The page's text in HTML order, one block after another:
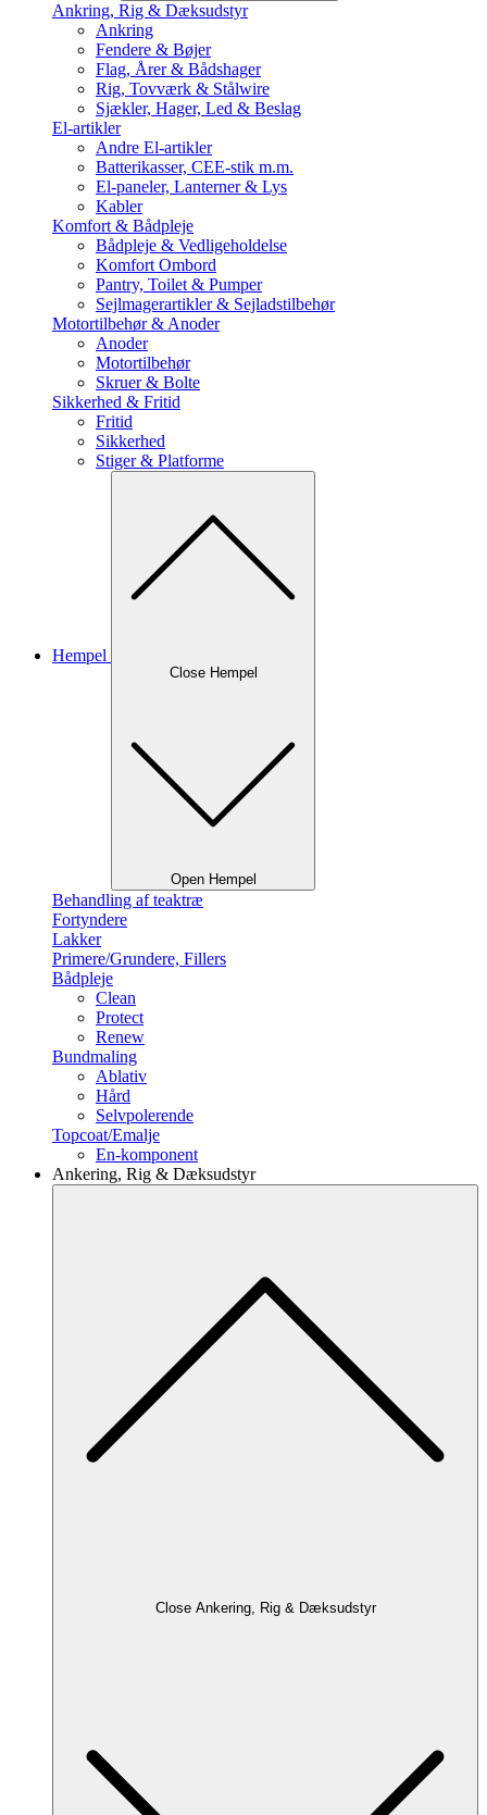
Ankring, Rig & Dæksudstyr
Ankring
Fendere & Bøjer
Flag, Årer & Bådshager
Rig, Tovværk & Stålwire
Sjækler, Hager, Led & Beslag
El-artikler
Andre El-artikler
Batterikasser, CEE-stik m.m.
El-paneler, Lanterner & Lys
Kabler
Komfort & Bådpleje
Bådpleje & Vedligeholdelse
Komfort Ombord
Pantry, Toilet & Pumper
Sejlmagerartikler & Sejladstilbehør
Motortilbehør & Anoder
Anoder
Motortilbehør
Skruer & Bolte
Sikkerhed & Fritid
Fritid
Sikkerhed
Stiger & Platforme
Hempel
Close Hempel
Open Hempel
Behandling af teaktræ
Fortyndere
Lakker
Primere/Grundere, Fillers
Bådpleje
Clean
Protect
Renew
Bundmaling
Ablativ
Hård
Selvpolerende
Topcoat/Emalje
En-komponent
Ankering, Rig & Dæksudstyr
Close Ankering, Rig & Dæksudstyr